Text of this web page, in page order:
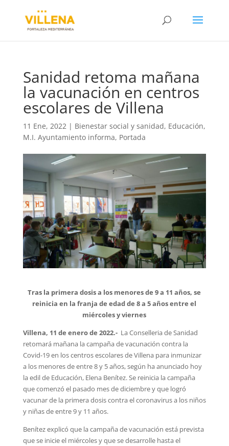
Sanidad retoma mañana
la vacunación en centros
escolares de Villena
11 Ene, 2022| Bienestar social y sanidad, Educación,
M.I. Ayuntamiento informa, Portada
Tras la primera dosis a los menores de 9 a 11 años, se
reinicia en la franja de edad de 8 a 5 años entre el
miércoles y viernes
Villena, 11 de enero de 2022.- La Conselleria de Sanidad
retomará mañana la campaña de vacunación contra la
Covid-19 en los centros escolares de Villena para inmunizar
a los menores de entre 8 y 5 años, según ha anunciado hoy
la edil de Educación, Elena Benítez. Se reinicia la campaña
que comenzó el pasado mes de diciembre y que logró
vacunar de la primera dosis contra el coronavirus a los niños
y niñas de entre 9 y 11 años.
Benítez explicó que la campaña de vacunación está prevista
que se inicie el miércoles y que se desarrolle hasta el